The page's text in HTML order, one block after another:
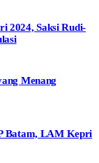
2024, Saksi Rudi-
Menang
Batam, LAM Kepri